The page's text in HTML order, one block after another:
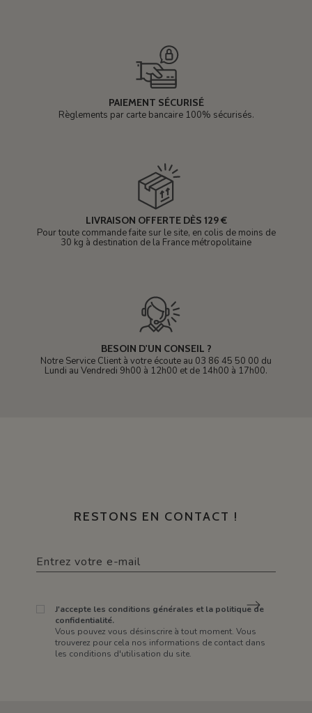
PAIEMENT SÉCURISÉ
Règlements par carte bancaire 100% sécurisés.
LIVRAISON OFFERTE DÈS 129 €
Pour toute commande faite sur le site, en colis de moins de
30 kg à destination de la France métropolitaine
BESOIN D'UN CONSEIL ?
Notre Service Client à votre écoute au 03 86 45 50 00 du
Lundi au Vendredi 9h00 à 12h00 et de 14h00 à 17h00.
RESTONS EN CONTACT !
J'accepte les conditions générales et la politique de
confidentialité.
Vous pouvez vous désinscrire à tout moment. Vous
trouverez pour cela nos informations de contact dans
les conditions d'utilisation du site.